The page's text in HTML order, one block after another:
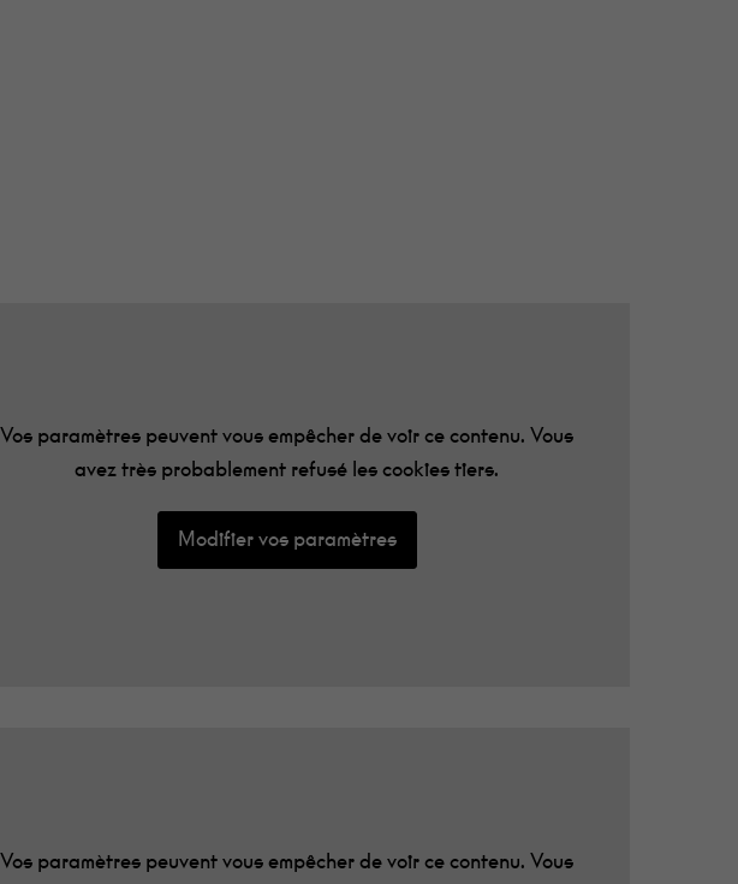
Vos paramètres peuvent vous empêcher de voir ce contenu. Vous
avez très probablement refusé les cookies tiers.
Modifier vos paramètres
Vos paramètres peuvent vous empêcher de voir ce contenu. Vous